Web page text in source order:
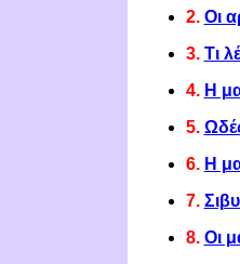
2. Οι
3. Τι
4. Η
5.
6. Η
7.
8. Οι